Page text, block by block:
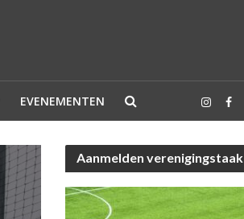
EVENEMENTEN
Aanmelden verenigingstaak